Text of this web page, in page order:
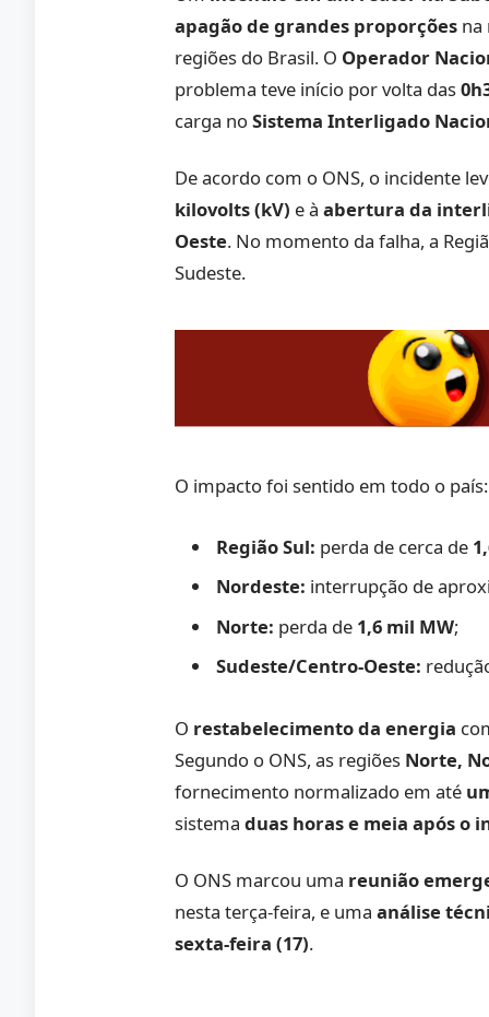
apagão de grandes proporções na
regiões do Brasil. O Operador
problema teve início por volta das
carga noSistema Interligado
De acordo com o ONS, o incidente
kilovolts (kV) e àabertura da
Oeste. No momento da falha, a
Sudeste.
O impacto foi sentido em todo o país:
Região Sul: perda de cerca de
Nordeste: interrupção de
Norte: perda de 1,6 mil MW;
Sudeste/Centro-Oeste:
O restabelecimento da energia
Segundo o ONS, as regiões Norte,
fornecimento normalizado em até
sistemaduas horas e meia após o
O ONS marcou uma reunião
nesta terça-feira, e umaanálise
sexta-feira (17).